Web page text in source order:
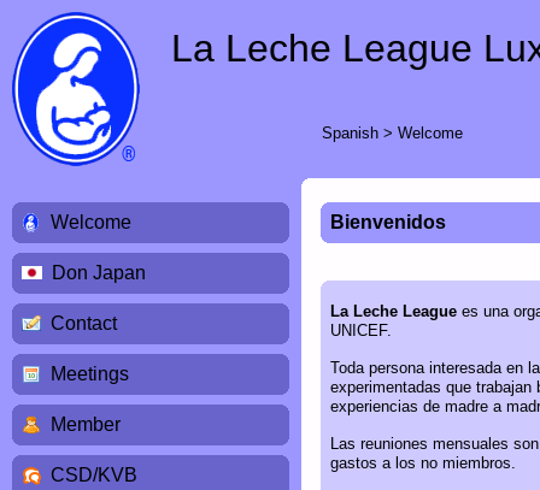
La Leche League
Spanish > Welcome
Welcome
Don Japan
Contact
Meetings
Member
CSD/KVB
Bienvenidos
La Leche League es una
UNICEF.
Toda persona interesada en
experimentadas que
experiencias de madre a
Las reuniones mensuales
gastos a los no miembros.